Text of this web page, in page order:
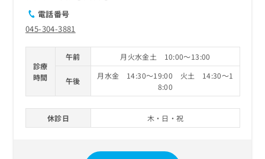
電話番号
045-304-3881
診療
時間
午前 月火水金土 10:00～13:00
午後
月水金 14:30～19:00 火土 14:30～1
8:00
休診日 木・日・祝